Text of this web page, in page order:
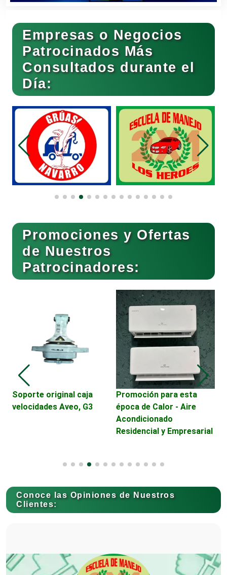
Basculas
Bebidas
Belleza
Bordados y Estampados
Boutiques
Buceo
Cafeterías
Cámaras de Comercio
Camiones para Fletes
Cancelería de Aluminio
Carnicerías
Empresas o Negocios
Patrocinados Más
Consultados durante el
Día:
Promociones y Ofertas
de Nuestros
Patrocinadores:
Soporte original caja
velocidades Aveo, G3
Promoción para esta
época de Calor - Aire
Acondicionado
Residencial y Empresarial
Conoce las Opiniones de Nuestros
Clientes: